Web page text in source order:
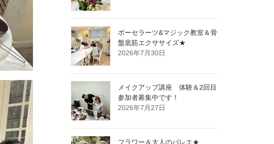
ポーセラーツ&マジック教室＆骨
盤底筋エクササイズ★
2026年7月30日
メイクアップ講座 体験＆2回目
参加者募集中です！
2026年7月27日
フラワー＆大人のバレエ★